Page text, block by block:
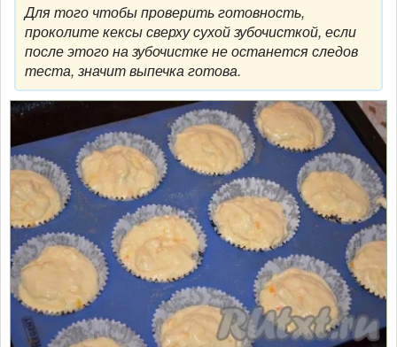
Для того чтобы проверить готовность,
проколите кексы сверху сухой зубочисткой, если
после этого на зубочистке не останется следов
теста, значит выпечка готова.